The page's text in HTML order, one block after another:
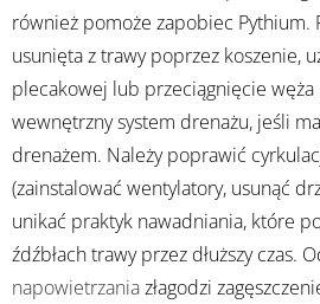
również pomoże zapobiec Pythium.
usunięta z trawy poprzez koszenie,
plecakowej lub przeciągnięcie
wewnętrzny system drenażu, jeśli
drenażem. Należy poprawić
(zainstalować wentylatory, usunąć
unikać praktyk nawadniania, które
źdźbłach trawy przez dłuższy czas.
napowietrzaniazłagodzi